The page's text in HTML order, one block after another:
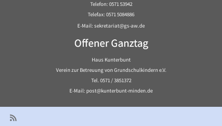
Telefon: 0571 53942
Telefax: 0571 5084886
E-Mail: sekretariat@gs-aw.de
Offener Ganztag
Haus Kunterbunt
Verein zur Betreuung von Grundschulkindern e.V.
Tel. 0571 / 3851372
E-Mail: post@kunterbunt-minden.de